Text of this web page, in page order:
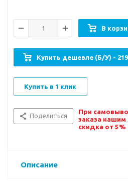
В
Купить дешевле (Б/У) -
Купить в 1 клик
Поделиться
При
заказа
скидка от 5%
Описание